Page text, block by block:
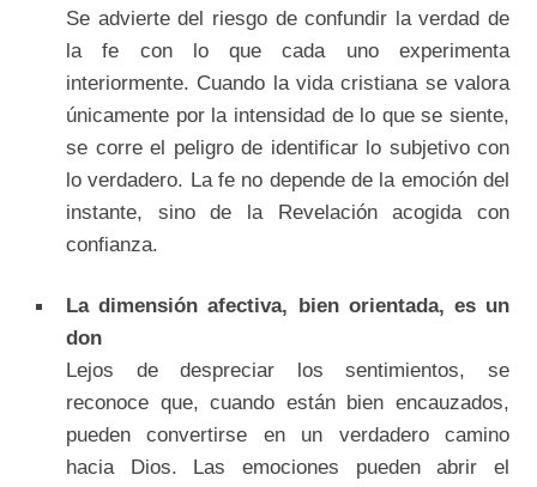
Se advierte del riesgo de confundir la verdad de
la fe con lo que cada uno experimenta
interiormente. Cuando la vida cristiana se valora
únicamente por la intensidad de lo que se siente,
se corre el peligro de identificar lo subjetivo con
lo verdadero. La fe no depende de la emoción del
instante, sino de la Revelación acogida con
confianza.
La dimensión afectiva, bien orientada, es un
don
Lejos de despreciar los sentimientos, se
reconoce que, cuando están bien encauzados,
pueden convertirse en un verdadero camino
hacia Dios. Las emociones pueden abrir el